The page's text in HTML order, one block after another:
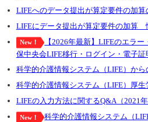
LIFEへのデータ提出が算定要件の加
LIFEにデータ提出が算定要件の加算
New！
【2026年最新】LIFEのエラ
保中央会LIFE移行・ログイン・電子証
科学的介護情報システム（LIFE）か
科学的介護情報システム（LIFE）厚
LIFEの入力方法に関するQ&A（2021
New！
科学的介護情報システム（